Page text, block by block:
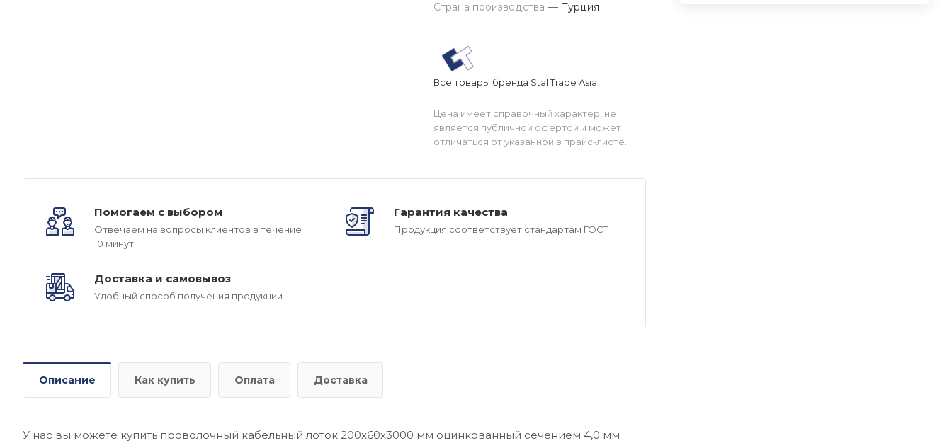
Страна производства — Турция
Все товары бренда Stal Trade Asia
Цена имеет справочный характер, не
является публичной офертой и может
отличаться от указанной в прайс-листе.
Помогаем с выбором
Отвечаем на вопросы клиентов в течение
10 минут
Гарантия качества
Продукция соответствует стандартам ГОСТ
Доставка и самовывоз
Удобный способ получения продукции
Описание Как купить Оплата Доставка
У нас вы можете купить проволочный кабельный лоток 200x60x3000 мм оцинкованный сечением 4,0 мм